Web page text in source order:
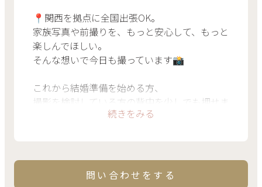
📍関西を拠点に全国出張OK。
家族写真や前撮りを、もっと安心して、もっと
楽しんでほしい。
そんな想いで今日も撮っています📸
これから結婚準備を始める方、
撮影を検討している方の背中を少しでも押せま
続きをみる
問い合わせをする